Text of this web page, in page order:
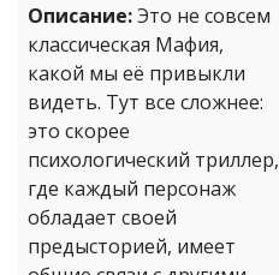
Описание:Это не совсем
классическая Мафия,
какой мы её привыкли
видеть. Тут все сложнее:
это скорее
психологический триллер,
где каждый персонаж
обладает своей
предысторией, имеет